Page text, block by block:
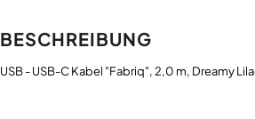
BESCHREIBUNG